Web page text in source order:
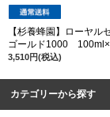
【杉養蜂園】ローヤル
ゴールド1000
3,510円(税込)
カテゴリーから探す